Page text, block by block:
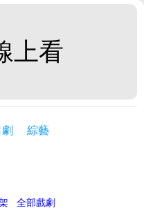
上看
劇 綜藝
全部戲劇